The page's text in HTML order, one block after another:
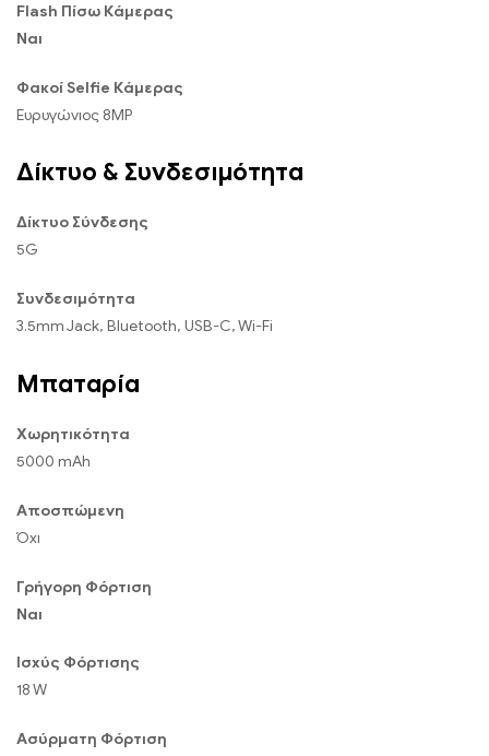
Flash Πίσω Κάμερας
Ναι
Φακοί Selfie Κάμερας
Ευρυγώνιος 8MP
Δίκτυο & Συνδεσιμότητα
Δίκτυο Σύνδεσης
5G
Συνδεσιμότητα
3.5mm Jack, Bluetooth, USB-C, Wi-Fi
Μπαταρία
Χωρητικότητα
5000 mAh
Αποσπώμενη
Όχι
Γρήγορη Φόρτιση
Ναι
Ισχύς Φόρτισης
18 W
Ασύρματη Φόρτιση